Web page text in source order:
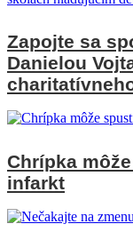
Zapojte sa
Danielou
Chrípka
infarkt